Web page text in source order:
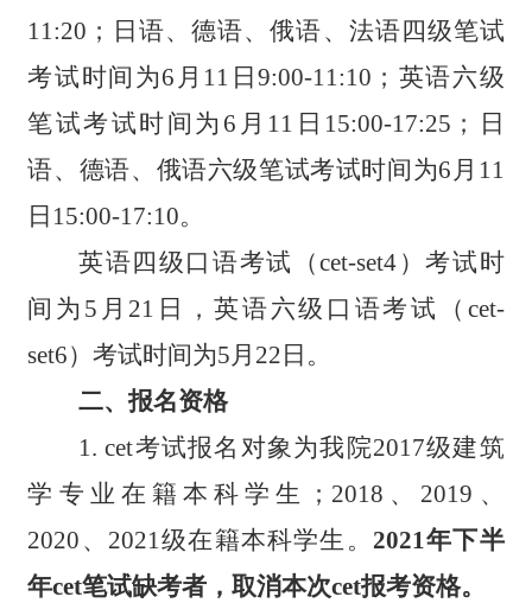
11:20；日语、德语、俄语、法语四级笔试
考试时间为6月11日9:00-11:10；英语六级
笔试考试时间为6月11日15:00-17:25；日
语、德语、俄语六级笔试考试时间为6月11
日15:00-17:10。
英语四级口语考试（cet-set4 ）考试时
间为 5 月 21 日，英语六级口语考试（ cet-
set6）考试时间为5月 22 日 。
二、报名资格
1.cet考试报名对象为我院2017级建筑
学专业在籍本科学生；2018、2019 、
2020、2021级在籍本科学生。 2021年下半
年cet笔试缺考者，取消本次cet报考资格。